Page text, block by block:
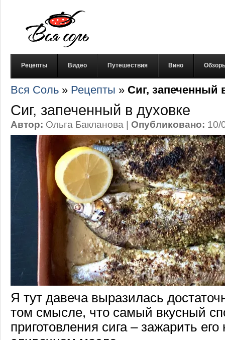
Рецепты Видео Путешествия Вино
Вся Соль » Рецепты » Сиг, запеченный
Сиг, запеченный в духовке
Автор: Ольга Бакланова | Опубликовано: 10/
Я тут давеча выразилась
том смысле, что самый вкусный
приготовления сига – зажарить